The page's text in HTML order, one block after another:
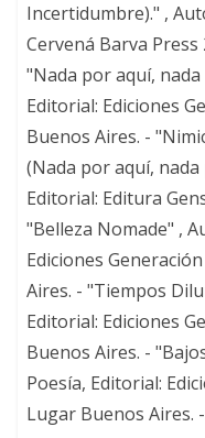
Incertidumbre)." ,
Cervená Barva
"Nada por aquí,
Editorial: Ediciones
Buenos Aires. -
(Nada por aquí,
Editorial: Editura
"Belleza Nomade" ,
Ediciones
Aires. - "Tiempos
Editorial: Ediciones
Buenos Aires. -
Poesía, Editorial:
Lugar Buenos Aires.